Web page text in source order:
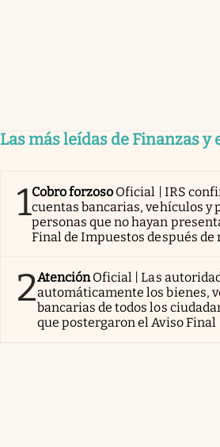
Las más leídas de Finanzas y
1Cobro forzoso Oficial | IRS
cuentas bancarias, vehículos y
personas que no hayan
Final de Impuestos después
2AtenciónOficial | Las
automáticamente los bienes,
bancarias de todos los
que postergaron el Aviso Final